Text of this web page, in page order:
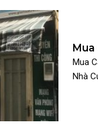
Mua
Nhà